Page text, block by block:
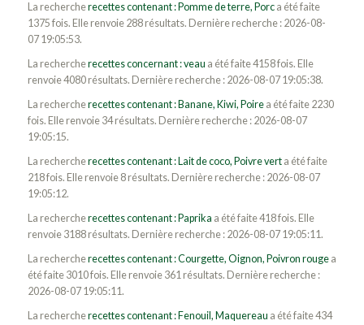
La rechercherecettes contenant : Pomme de terre, Porca été faite
1375 fois. Elle renvoie 288 résultats. Dernière recherche : 2026-08-
07 19:05:53.
La rechercherecettes concernant : veau a été faite 4158 fois. Elle
renvoie 4080 résultats. Dernière recherche : 2026-08-07 19:05:38.
La rechercherecettes contenant : Banane, Kiwi, Poirea été faite 2230
fois. Elle renvoie 34 résultats. Dernière recherche : 2026-08-07
19:05:15.
La rechercherecettes contenant : Lait de coco, Poivre verta été faite
218 fois. Elle renvoie 8 résultats. Dernière recherche : 2026-08-07
19:05:12.
La rechercherecettes contenant : Paprika a été faite 418 fois. Elle
renvoie 3188 résultats. Dernière recherche : 2026-08-07 19:05:11.
La rechercherecettes contenant : Courgette, Oignon, Poivron rougea
été faite 3010 fois. Elle renvoie 361 résultats. Dernière recherche :
2026-08-07 19:05:11.
La rechercherecettes contenant : Fenouil, Maquereau a été faite 434